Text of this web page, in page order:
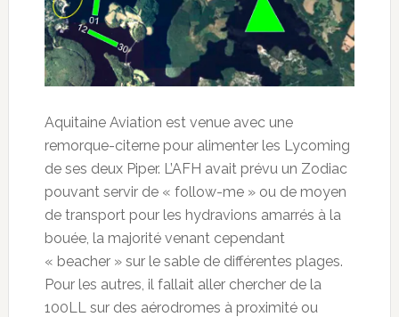
Aquitaine Aviation est venue avec une
remorque-citerne pour alimenter les Lycoming
de ses deux Piper. L’AFH avait prévu un Zodiac
pouvant servir de « follow-me » ou de moyen
de transport pour les hydravions amarrés à la
bouée, la majorité venant cependant
« beacher » sur le sable de différentes plages.
Pour les autres, il fallait aller chercher de la
100LL sur des aérodromes à proximité ou